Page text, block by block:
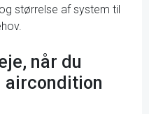
størrelse af system til
når du